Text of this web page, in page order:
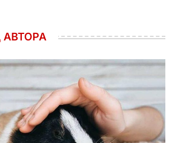
АВТОРА